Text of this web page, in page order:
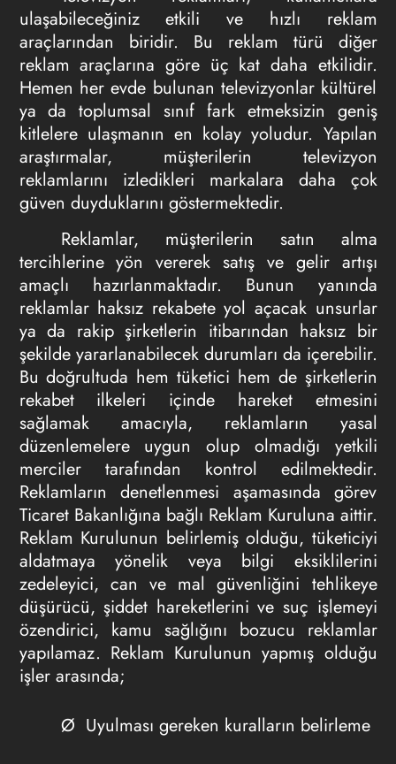
ulaşabileceğiniz etkili ve hızlı reklam
araçlarından biridir. Bu reklam türü diğer
reklam araçlarına göre üç kat daha etkilidir.
Hemen her evde bulunan televizyonlar kültürel
ya da toplumsal sınıf fark etmeksizin geniş
kitlelere ulaşmanın en kolay yoludur. Yapılan
araştırmalar, müşterilerin televizyon
reklamlarını izledikleri markalara daha çok
güven duyduklarını göstermektedir.
Reklamlar, müşterilerin satın alma
tercihlerine yön vererek satış ve gelir artışı
amaçlı hazırlanmaktadır. Bunun yanında
reklamlar haksız rekabete yol açacak unsurlar
ya da rakip şirketlerin itibarından haksız bir
şekilde yararlanabilecek durumları da içerebilir.
Bu doğrultuda hem tüketici hem de şirketlerin
rekabet ilkeleri içinde hareket etmesini
sağlamak amacıyla, reklamların yasal
düzenlemelere uygun olup olmadığı yetkili
merciler tarafından kontrol edilmektedir.
Reklamların denetlenmesi aşamasında görev
Ticaret Bakanlığına bağlı Reklam Kuruluna aittir.
Reklam Kurulunun belirlemiş olduğu, tüketiciyi
aldatmaya yönelik veya bilgi eksiklilerini
zedeleyici, can ve mal güvenliğini tehlikeye
düşürücü, şiddet hareketlerini ve suç işlemeyi
özendirici, kamu sağlığını bozucu reklamlar
yapılamaz. Reklam Kurulunun yapmış olduğu
işler arasında;
Ø Uyulması gereken kuralların belirleme